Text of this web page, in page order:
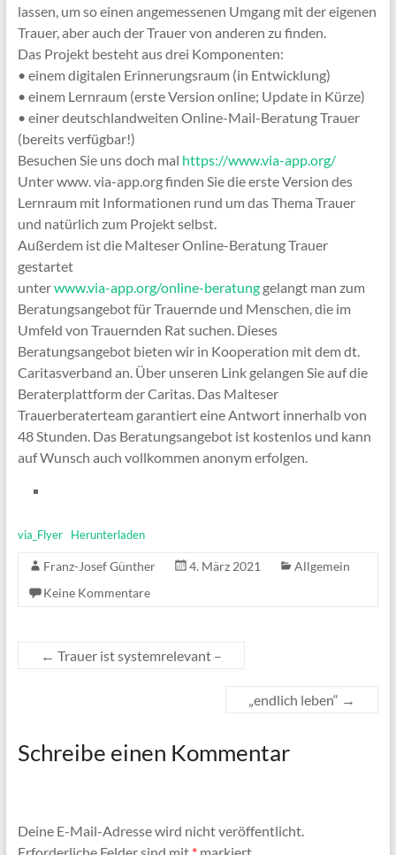
lassen, um so einen angemessenen Umgang mit der eigenen
Trauer, aber auch der Trauer von anderen zu finden.
Das Projekt besteht aus drei Komponenten:
• einem digitalen Erinnerungsraum (in Entwicklung)
• einem Lernraum (erste Version online; Update in Kürze)
• einer deutschlandweiten Online-Mail-Beratung Trauer
(bereits verfügbar!)
Besuchen Sie uns doch mal https://www.via-app.org/
Unter www. via-app.org finden Sie die erste Version des
Lernraum mit Informationen rund um das Thema Trauer
und natürlich zum Projekt selbst.
Außerdem ist die Malteser Online-Beratung Trauer
gestartet
unterwww.via-app.org/online-beratung gelangt man zum
Beratungsangebot für Trauernde und Menschen, die im
Umfeld von Trauernden Rat suchen. Dieses
Beratungsangebot bieten wir in Kooperation mit dem dt.
Caritasverband an. Über unseren Link gelangen Sie auf die
Beraterplattform der Caritas. Das Malteser
Trauerberaterteam garantiert eine Antwort innerhalb von
48 Stunden. Das Beratungsangebot ist kostenlos und kann
auf Wunsch auch vollkommen anonym erfolgen.
via_Flyer Herunterladen
Franz-Josef Günther 4. März 2021
Allgemein
Keine Kommentare
← Trauer ist systemrelevant –
„endlich leben“ →
Schreibe einen Kommentar
Deine E-Mail-Adresse wird nicht veröffentlicht.
Erforderliche Felder sind mit *markiert